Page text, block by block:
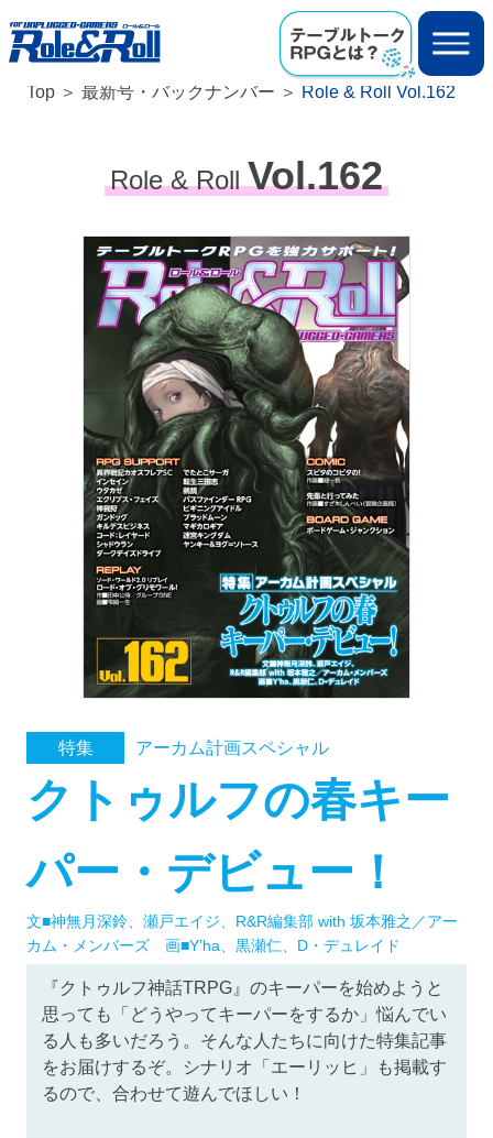
Top 最新号・バックナンバー Role & Roll Vol.162
Role & RollVol.162
特集 アーカム計画スペシャル
クトゥルフの春キー
パー・デビュー！
文■神無月深鈴、瀬戸エイジ、R&R編集部 with 坂本雅之／アー
カム・メンバーズ 画■Y’ha、黒瀬仁、D・デュレイド
『クトゥルフ神話TRPG』のキーパーを始めようと
思っても「どうやってキーパーをするか」悩んでい
る人も多いだろう。そんな人たちに向けた特集記事
をお届けするぞ。シナリオ「エーリッヒ」も掲載す
るので、合わせて遊んでほしい！